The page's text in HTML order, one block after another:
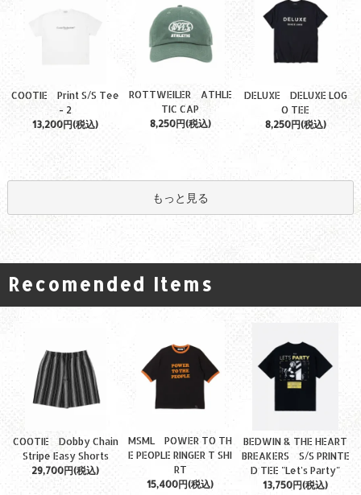
COOTIE Print S/S Tee
- 2
13,200円(税込)
ROTTWEILER ATHLE
TIC CAP
8,250円(税込)
DELUXE DELUXE LOG
O TEE
8,250円(税込)
もっと見る
Recomended Items
COOTIE Dobby Chain
Stripe Easy Shorts
29,700円(税込)
MSML POWER TO TH
E PEOPLE RINGER T SHI
RT
15,400円(税込)
BEDWIN & THE HEART
BREAKERS S/S PRINTE
D TEE "Let's Party"
13,750円(税込)